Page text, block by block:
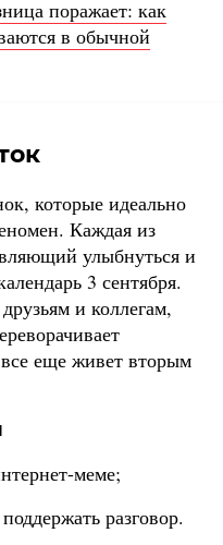
поражает: как
в обычной
которые идеально
Каждая из
улыбнуться и
3 сентября.
и коллегам,
все еще живет вторым
меме;
разговор.